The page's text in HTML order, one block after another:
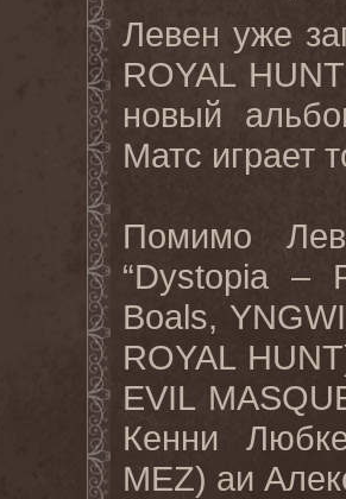
Левен уже
ROYAL HUNT
новый
Матс играет
Помимо
“Dystopia –
Boals,
ROYAL
EVIL
Кенни
MEZ) aи